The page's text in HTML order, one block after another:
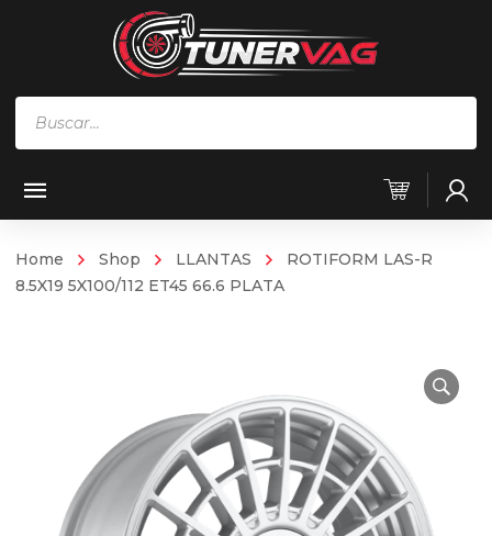
Home Shop LLANTAS
ROTIFORM LAS-R
8.5X19 5X100/112 ET45 66.6 PLATA